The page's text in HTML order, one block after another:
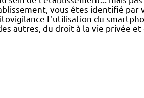
vous êtes identifié par
L'utilisation du
autres, du droit à la vie privée et